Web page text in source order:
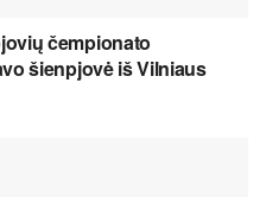
čempionato
šienpjovė iš Vilniaus